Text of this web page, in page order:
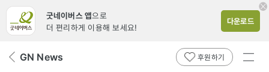
굿네이버스 앱으로
더 편리하게 이용해 보세요!
다운로드
뒤 GN News 후원하기
전체